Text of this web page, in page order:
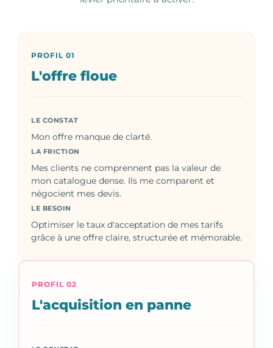
PROFIL 01
L'offre floue
LE CONSTAT
Mon offre manque de clarté.
LA FRICTION
Mes clients ne comprennent pas la valeur de
mon catalogue dense. Ils me comparent et
négocient mes devis.
LE BESOIN
Optimiser le taux d'acceptation de mes tarifs
grâce à une offre claire, structurée et mémorable.
PROFIL 02
L'acquisition en panne